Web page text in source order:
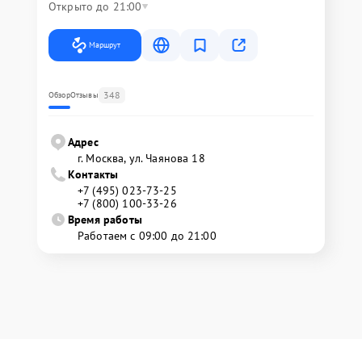
Открыто до 21:00
Маршрут
ОбзорОтзывы 348
Адрес
г. Москва, ул. Чаянова 18
Контакты
+7 (495) 023-73-25
+7 (800) 100-33-26
Время работы
Работаем с 09:00 до 21:00